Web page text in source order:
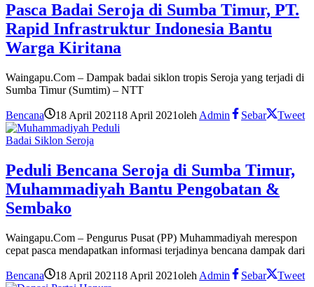
Pasca Badai Seroja di Sumba Timur, PT.
Rapid Infrastruktur Indonesia Bantu
Warga Kiritana
Waingapu.Com – Dampak badai siklon tropis Seroja yang terjadi di
Sumba Timur (Sumtim) – NTT
Bencana 18 April 202118 April 2021oleh Admin Sebar Tweet
Badai Siklon Seroja
Peduli Bencana Seroja di Sumba Timur,
Muhammadiyah Bantu Pengobatan &
Sembako
Waingapu.Com – Pengurus Pusat (PP) Muhammadiyah merespon
cepat pasca mendapatkan informasi terjadinya bencana dampak dari
Bencana 18 April 202118 April 2021oleh Admin Sebar Tweet